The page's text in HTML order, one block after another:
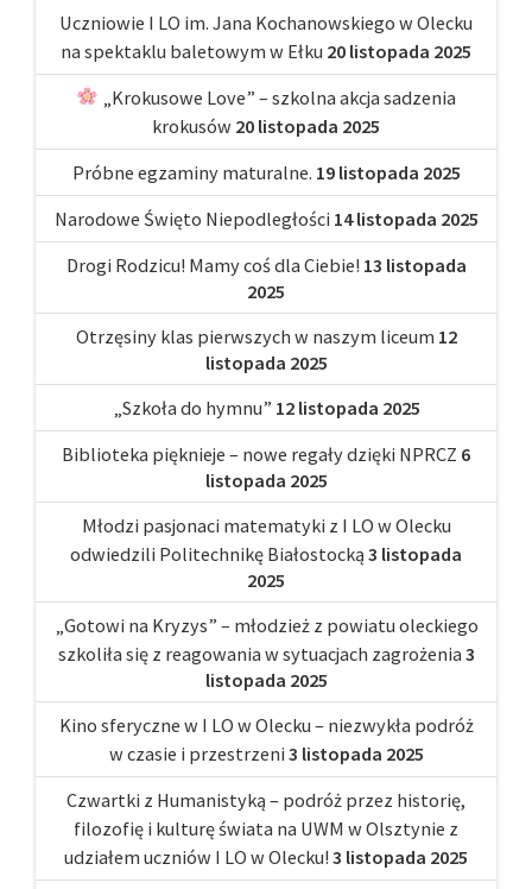
Uczniowie I LO im. Jana Kochanowskiego w Olecku
na spektaklu baletowym w Ełku 20 listopada 2025
„Krokusowe Love” – szkolna akcja sadzenia
krokusów 20 listopada 2025
Próbne egzaminy maturalne. 19 listopada 2025
Narodowe Święto Niepodległości 14 listopada 2025
Drogi Rodzicu! Mamy coś dla Ciebie! 13 listopada
2025
Otrzęsiny klas pierwszych w naszym liceum 12
listopada 2025
„Szkoła do hymnu” 12 listopada 2025
Biblioteka pięknieje – nowe regały dzięki NPRCZ 6
listopada 2025
Młodzi pasjonaci matematyki z I LO w Olecku
odwiedzili Politechnikę Białostocką 3 listopada
2025
„Gotowi na Kryzys” – młodzież z powiatu oleckiego
szkoliła się z reagowania w sytuacjach zagrożenia 3
listopada 2025
Kino sferyczne w I LO w Olecku – niezwykła podróż
w czasie i przestrzeni 3 listopada 2025
Czwartki z Humanistyką – podróż przez historię,
filozofię i kulturę świata na UWM w Olsztynie z
udziałem uczniów I LO w Olecku! 3 listopada 2025